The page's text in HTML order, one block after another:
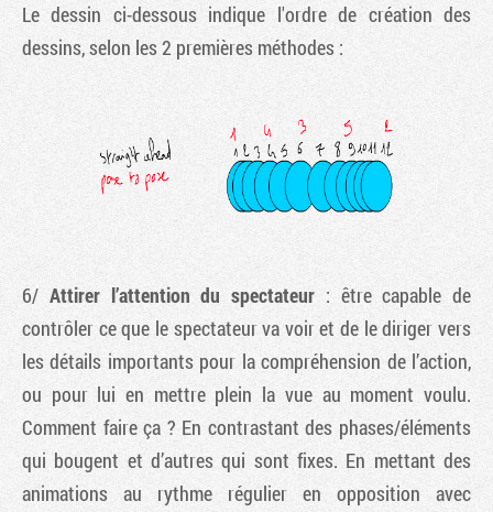
Le dessin ci-dessous indique l'ordre de création des
dessins, selon les 2 premières méthodes :
6/ Attirer l’attention du spectateur : être capable de
contrôler ce que le spectateur va voir et de le diriger vers
les détails importants pour la compréhension de l’action,
ou pour lui en mettre plein la vue au moment voulu.
Comment faire ça ? En contrastant des phases/éléments
qui bougent et d’autres qui sont fixes. En mettant des
animations au rythme régulier en opposition avec